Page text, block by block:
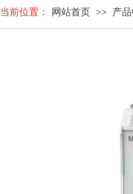
当前位置： 网站首页 >> 产